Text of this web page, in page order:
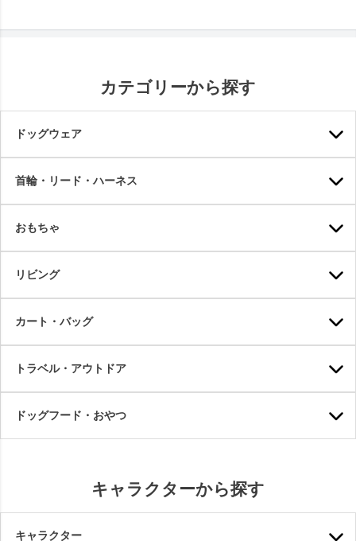
カテゴリーから探す
ドッグウェア
首輪・リード・ハーネス
おもちゃ
リビング
カート・バッグ
トラベル・アウトドア
ドッグフード・おやつ
キャラクターから探す
キャラクター